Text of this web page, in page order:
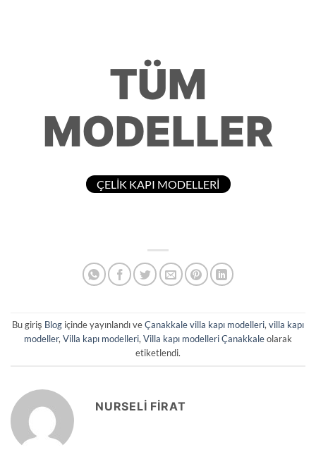
TÜM
MODELLER
ÇELİK KAPI MODELLERİ
Bu giriş Blog içinde yayınlandı veÇanakkale villa kapı modelleri, villa kapı
modeller, Villa kapı modelleri, Villa kapı modelleri Çanakkaleolarak
etiketlendi.
NURSELI FIRAT